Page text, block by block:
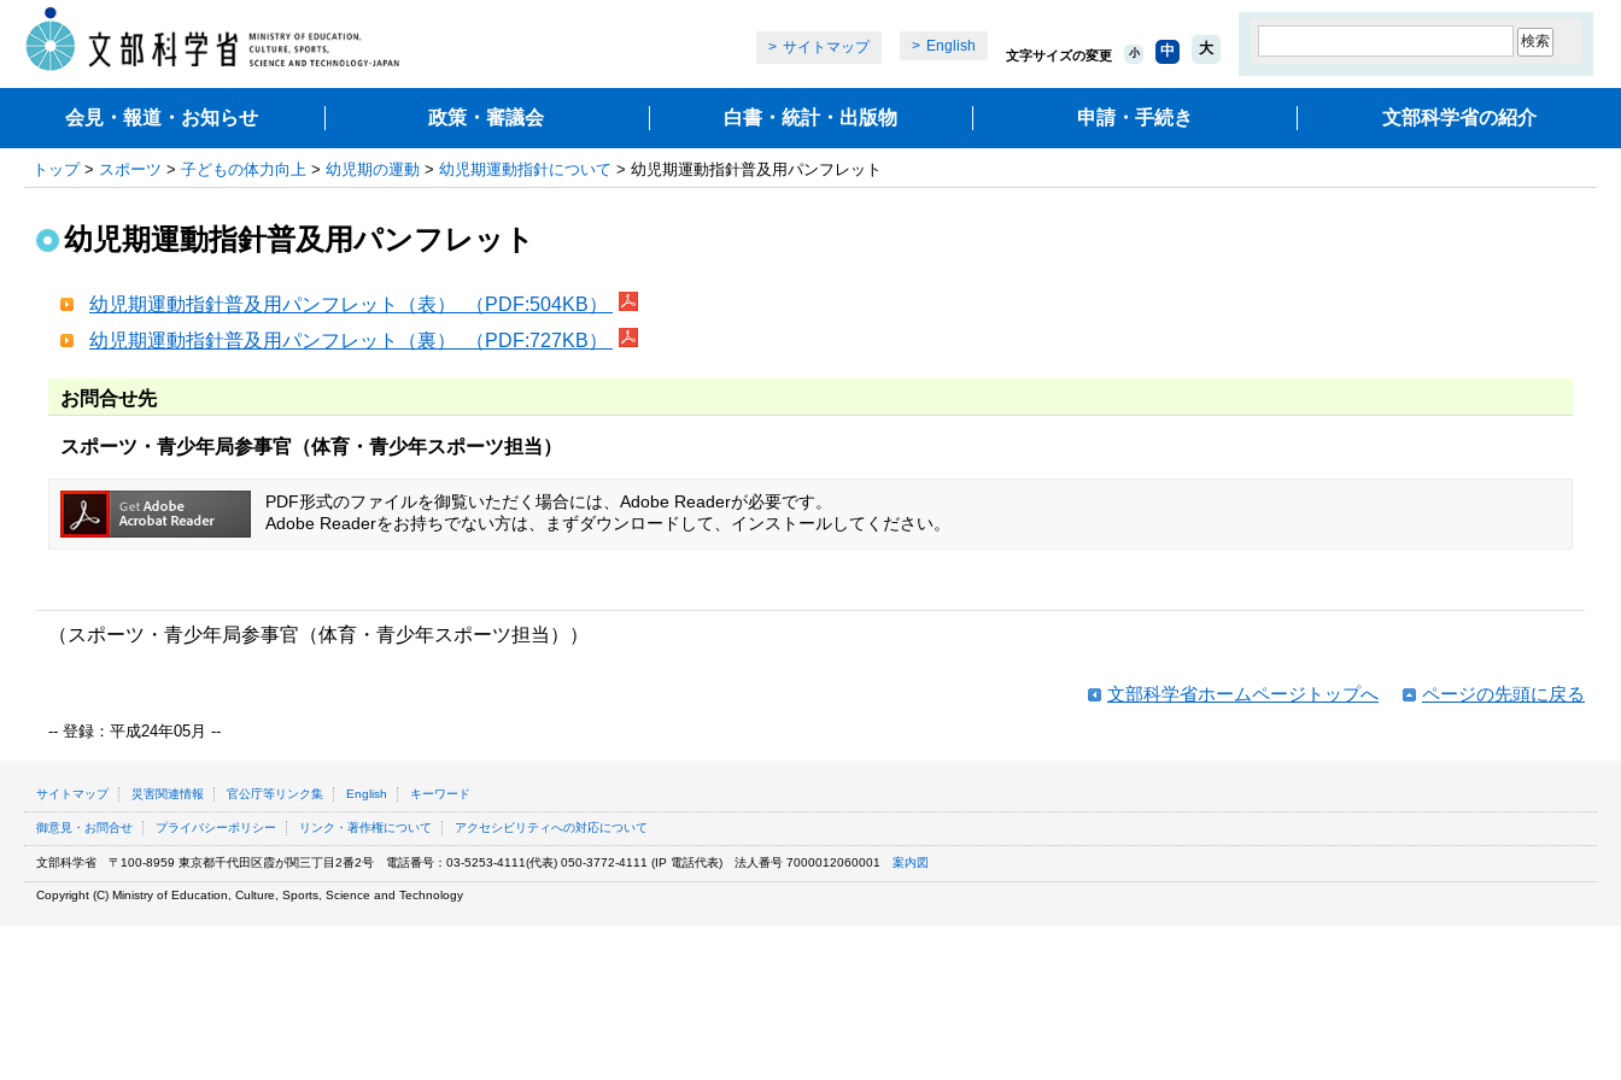
サイトマップ English
文字サイズの変更 小 中 大
会見・報道・お知らせ 政策・審議会 白書・統計・出版物 申請・手続き 文部科学省の紹介
トップ> スポーツ > 子どもの体力向上 > 幼児期の運動 > 幼児期運動指針について > 幼児期運動指針普及用パンフレット
幼児期運動指針普及用パンフレット
幼児期運動指針普及用パンフレット（表） （PDF:504KB）
幼児期運動指針普及用パンフレット（裏） （PDF:727KB）
お問合せ先
スポーツ・青少年局参事官（体育・青少年スポーツ担当）
PDF形式のファイルを御覧いただく場合には、Adobe Readerが必要です。
Adobe Readerをお持ちでない方は、まずダウンロードして、インストールしてください。
（スポーツ・青少年局参事官（体育・青少年スポーツ担当））
ページの先頭に戻る
文部科学省ホームページトップへ
-- 登録：平成24年05月 --
サイトマップ 災害関連情報 官公庁等リンク集 English キーワード
御意見・お問合せ プライバシーポリシー リンク・著作権について アクセシビリティへの対応について
文部科学省 〒100-8959 東京都千代田区霞が関三丁目2番2号 電話番号：03-5253-4111(代表) 050-3772-4111 (IP 電話代表) 法人番号 7000012060001 案内図
Copyright (C) Ministry of Education, Culture, Sports, Science and Technology